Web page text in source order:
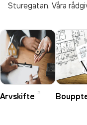
Sturegatan. Våra
och områden som
er alltid tydlig
begravningsbyrå
tjänster som t.ex.
Arvskifte